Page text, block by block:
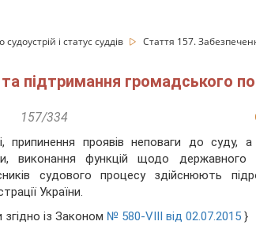
судоустрій і статус суддів Стаття 157.
підтримання громадського
157/334
припинення проявів неповаги до суду,
виконання функцій щодо державного
судового процесу здійснюють
України.
із Законом № 580-VIII від 02.07.2015 }